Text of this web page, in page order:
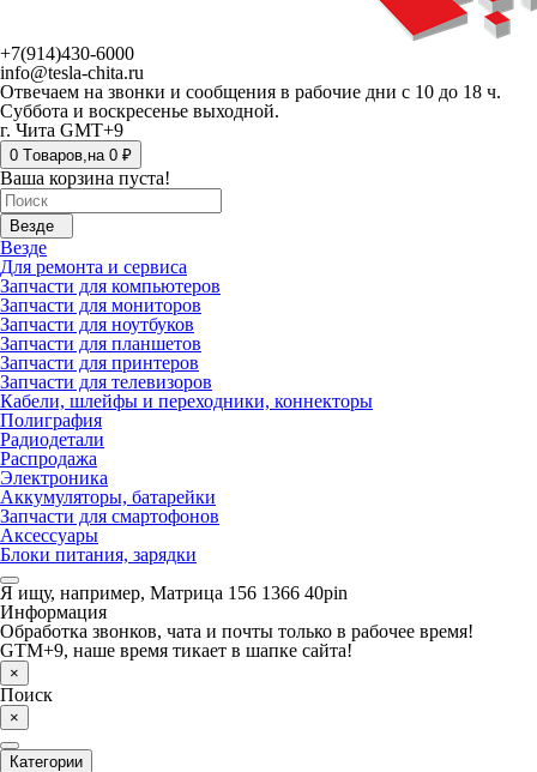
+7(914)430-6000
info@tesla-chita.ru
Отвечаем на звонки и сообщения в рабочие дни с 10 до 18 ч.
Суббота и воскресенье выходной.
г. Чита GMT+9
0 Tоваров,на 0 ₽
Ваша корзина пуста!
Везде
Везде
Для ремонта и сервиса
Запчасти для компьютеров
Запчасти для мониторов
Запчасти для ноутбуков
Запчасти для планшетов
Запчасти для принтеров
Запчасти для телевизоров
Кабели, шлейфы и переходники, коннекторы
Полиграфия
Радиодетали
Распродажа
Электроника
Аккумуляторы, батарейки
Запчасти для смартофонов
Аксессуары
Блоки питания, зарядки
Я ищу, например, Матрица 156 1366 40pin
Информация
Обработка звонков, чата и почты только в рабочее время!
GTM+9, наше время тикает в шапке сайта!
×
Поиск
×
Категории